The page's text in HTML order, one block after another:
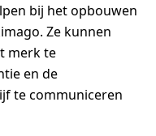
bij het opbouwen
Ze kunnen
merk te
en de
te communiceren